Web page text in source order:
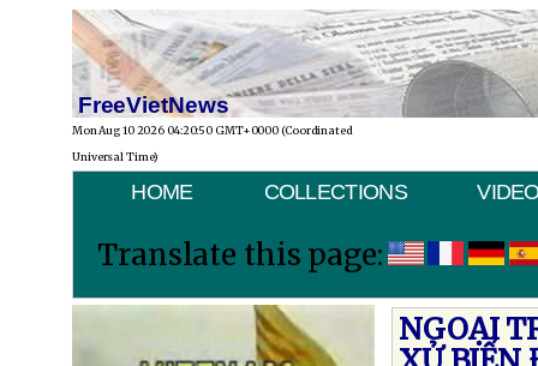
FreeVietNews
Mon Aug 10 2026 04:20:50 GMT+0000 (Coordinated
Universal Time)
HOME COLLECTIONS
Translate this page:
NGOẠI